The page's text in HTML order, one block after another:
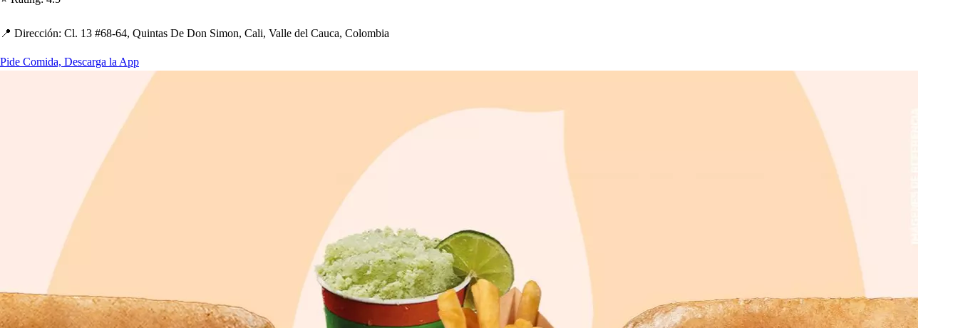
📍 Dirección: Cl. 13 #68-64, Quintas De Don Simon, Cali, Valle del Cauca, Colombia
Pide Comida, Descarga la App